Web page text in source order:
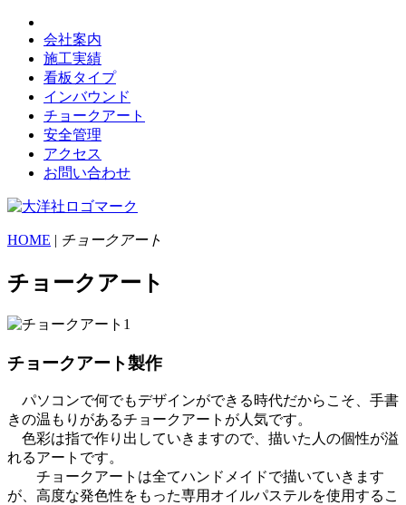
会社案内
施工実績
看板タイプ
インバウンド
チョークアート
安全管理
アクセス
お問い合わせ
HOME | チョークアート
チョークアート
チョークアート製作
パソコンで何でもデザインができる時代だからこそ、手書
きの温もりがあるチョークアートが人気です。
色彩は指で作り出していきますので、描いた人の個性が溢
れるアートです。
チョークアートは全てハンドメイドで描いていきます
が、高度な発色性をもった専用オイルパステルを使用するこ